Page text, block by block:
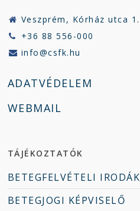
Veszprém, Kórház utca 1.
+36 88 556-000
info@csfk.hu
ADATVÉDELEM
WEBMAIL
TÁJÉKOZTATÓK
BETEGFELVÉTELI IRODÁK
BETEGJOGI KÉPVISELŐ